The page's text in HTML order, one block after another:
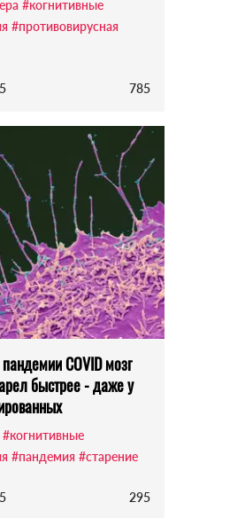
#когнитивные
#противовирусная
785
COVID мозг
быстрее - даже у
#когнитивные
#пандемия #старение
295